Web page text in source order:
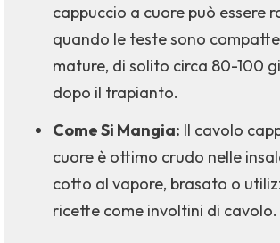
cappuccio a cuore può essere
quando le teste sono
mature, di solito circa 80-100
dopo il trapianto.
Come Si Mangia: Il cavolo
cuore è ottimo crudo nelle
cotto al vapore, brasato o
ricette come involtini di cavolo.